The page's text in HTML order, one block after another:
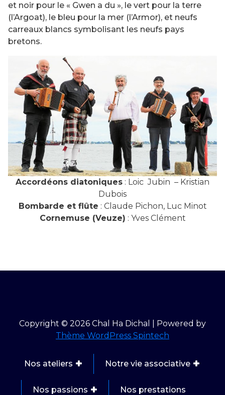
et noir pour le « Gwen a du », le vert pour la terre
(l’Argoat), le bleu pour la mer (l’Armor), et neufs
carreaux blancs symbolisant les neufs pays
bretons.
Accordéons diatoniques : Loic Jubin – Kristian
Dubois
Bombarde et flûte : Claude Pichon, Luc Minot
Cornemuse (Veuze) : Yves Clément
Copyright © 2026 Chal Ha Dichal | Powered by
Thème WordPress Spintech
Nos ateliers Notre vie associative
Nos passions Nos prestations